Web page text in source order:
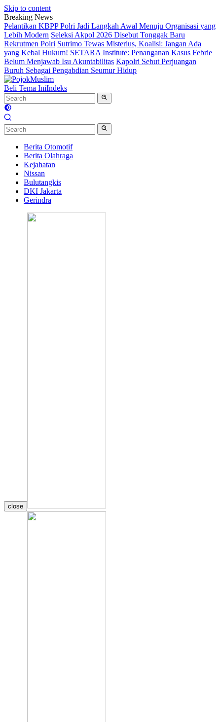
Skip to content
Breaking News
Pelantikan KBPP Polri Jadi Langkah Awal Menuju Organisasi yang
Lebih Modern Seleksi Akpol 2026 Disebut Tonggak Baru
Rekrutmen Polri Sutrimo Tewas Misterius, Koalisi: Jangan Ada
yang Kebal Hukum! SETARA Institute: Penanganan Kasus Febrie
Belum Menjawab Isu Akuntabilitas Kapolri Sebut Perjuangan
Buruh Sebagai Pengabdian Seumur Hidup
Beli Tema IniIndeks
Berita Otomotif
Berita Olahraga
Kejahatan
Nissan
Bulutangkis
DKI Jakarta
Gerindra
close